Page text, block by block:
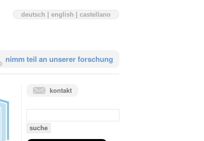
deutsch english castellano
nimm teil an unserer forschung
kontakt
suchen
nach: